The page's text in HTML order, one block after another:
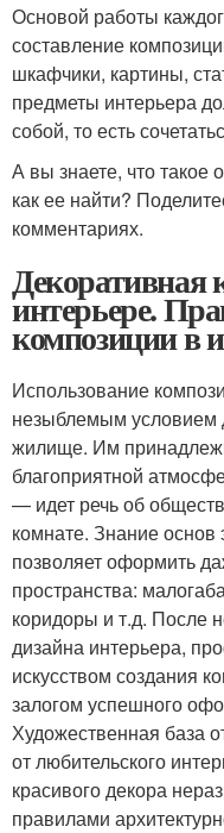
Основой работы
составление
шкафчики, картины,
предметы интерьера
собой, то есть
А вы знаете, что такое
как ее найти?
комментариях.
Декоративная
интерьере.
композиции в
Использование
незыблемым условием
жилище. Им
благоприятной
— идет речь об
комнате. Знание основ
позволяет оформить
пространства:
коридоры и т.д. После
дизайна интерьера,
искусством создания
залогом успешного
Художественная база
от любительского
красивого декора
правилами